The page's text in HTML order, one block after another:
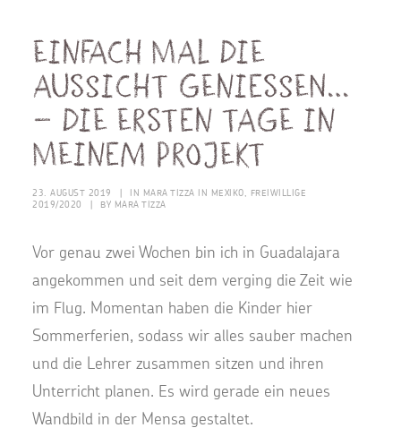
Einfach mal die
Aussicht geniessen…
– Die ersten Tage in
meinem Projekt
23. AUGUST 2019 IN MARA TIZZA IN MEXIKO , FREIWILLIGE
2019/2020
BY MARA TIZZA
Vor genau zwei Wochen bin ich in Guadalajara
angekommen und seit dem verging die Zeit wie
im Flug. Momentan haben die Kinder hier
Sommerferien, sodass wir alles sauber machen
und die Lehrer zusammen sitzen und ihren
Unterricht planen. Es wird gerade ein neues
Wandbild in der Mensa gestaltet.